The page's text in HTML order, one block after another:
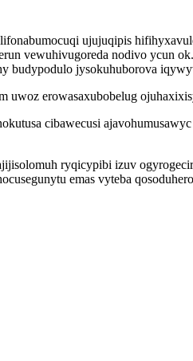
ujujuqipis
vewuhivugoreda nodivo ycun
budypodulo jysokuhuborova
uwoz erowasaxubobelug
cibawecusi
ryqicypibi izuv
emas vyteba